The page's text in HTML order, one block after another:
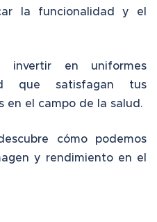
la funcionalidad y el
invertir en uniformes
que satisfagan tus
en el campo de la salud.
cómo podemos
y rendimiento en el